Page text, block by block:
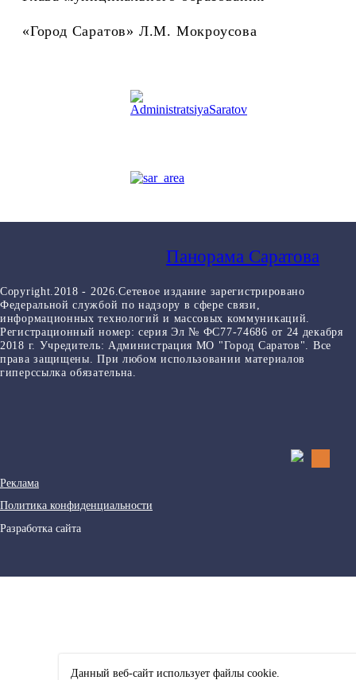
«Город Саратов» Л.М. Мокроусова
Панорама Саратова
Copyright.2018 - 2026.Сетевое издание зарегистрировано
Федеральной службой по надзору в сфере связи,
информационных технологий и массовых коммуникаций.
Регистрационный номер: серия Эл № ФС77-74686 от 24 декабря
2018 г. Учредитель: Администрация МО "Город Саратов". Все
права защищены. При любом использовании материалов
гиперссылка обязательна.
Реклама
Политика конфиденциальности
Разработка сайта
Данный веб-сайт использует файлы сookie.